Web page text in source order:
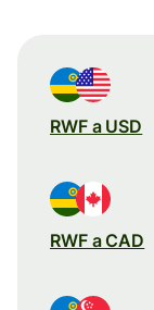
RWF a USD
RWF a CAD